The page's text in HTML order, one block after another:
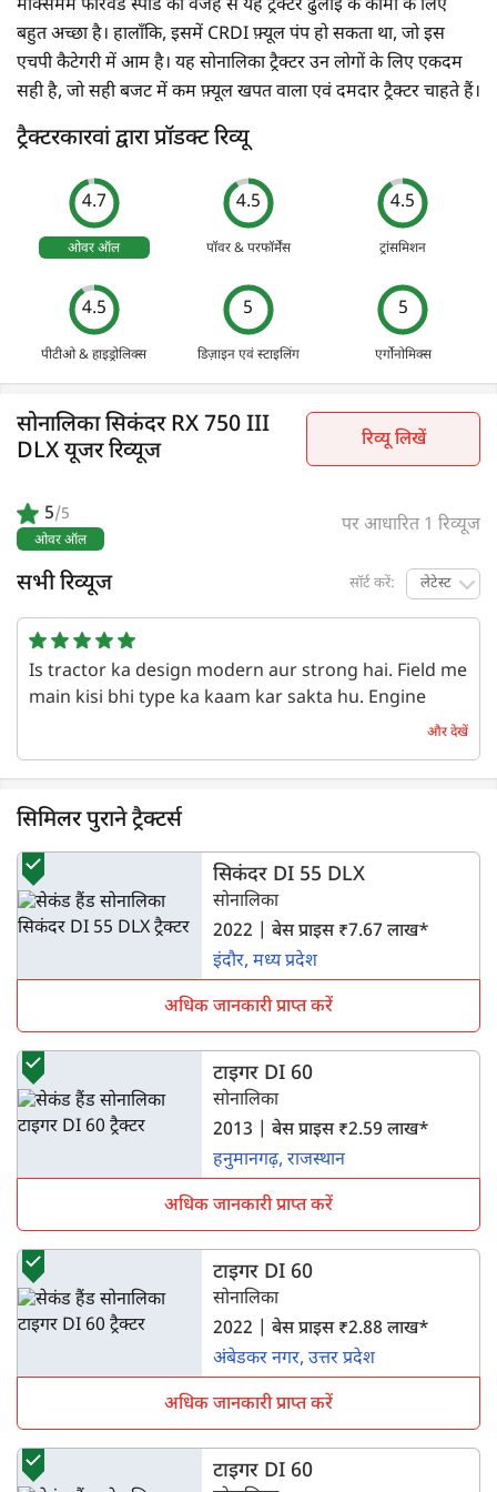
मैक्सिमम फॉरवर्ड स्पीड की वजह से यह ट्रैक्टर ढुलाई के कामों के लिए
बहुत अच्छा है। हालाँकि, इसमें CRDI फ़्यूल पंप हो सकता था, जो इस
एचपी कैटेगरी में आम है। यह सोनालिका ट्रैक्टर उन लोगों के लिए एकदम
सही है, जो सही बजट में कम फ़्यूल खपत वाला एवं दमदार ट्रैक्टर चाहते हैं।
ट्रैक्टरकारवां द्वारा प्रॉडक्ट रिव्यू
4.7
ओवर ऑल
4.5
पॉवर & परफॉर्मेंस
4.5
ट्रांसमिशन
4.5
पीटीओ & हाइड्रोलिक्स
5
डिज़ाइन एवं स्टाइलिंग
5
एर्गोनोमिक्स
सोनालिका सिकंदर RX 750 III
DLX यूजर रिव्यूज
रिव्यू लिखें
5/5
ओवर ऑल
पर आधारित 1 रिव्यूज
सभी रिव्यूज सॉर्ट करें: लेटेस्ट
Is tractor ka design modern aur strong hai. Field me
main kisi bhi type ka kaam kar sakta hu. Engine
kaafi silent hai. Diesel ki khapat bhi bahut kam hai.
एक वर्ष पहले | Dev Sharma
और देखें
सिमिलर पुराने ट्रैक्टर्स
सिकंदर DI 55 DLX
सोनालिका
2022 | बेस प्राइस ₹7.67 लाख*
इंदौर, मध्य प्रदेश
अधिक जानकारी प्राप्त करें
टाइगर DI 60
सोनालिका
2013 | बेस प्राइस ₹2.59 लाख*
हनुमानगढ़, राजस्थान
अधिक जानकारी प्राप्त करें
टाइगर DI 60
सोनालिका
2022 | बेस प्राइस ₹2.88 लाख*
अंबेडकर नगर, उत्तर प्रदेश
अधिक जानकारी प्राप्त करें
टाइगर DI 60